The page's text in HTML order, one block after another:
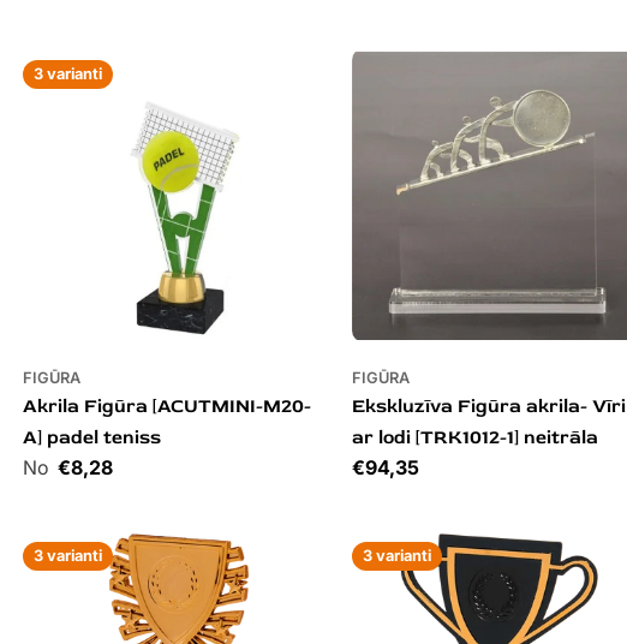
3 varianti
FIGŪRA
Akrila Figūra [ACUTMINI-M20-
A] padel teniss
Cena€8,28
FIGŪRA
Ekskluzīva Figūra akrila- Vīri
ar lodi [TRK1012-1] neitrāla
Cena
€94,35
3 varianti 3 varianti